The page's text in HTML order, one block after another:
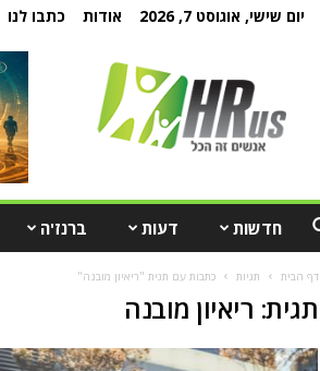
יום שישי, אוגוסט 7, 2026 אודות כתבו לנו
חדשות דעות ברנז'ה
דף הבית תגיות כתבות עם תגית "ריאיון מובנה"
תגית: ריאיון מובנה